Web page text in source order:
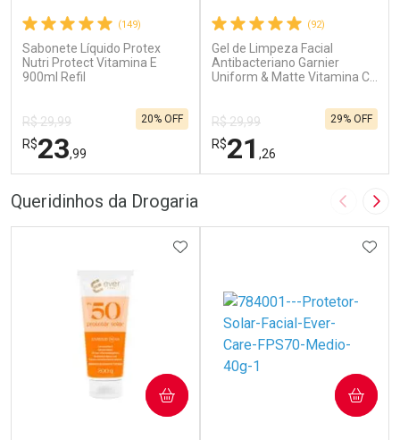
(149)
Sabonete Líquido Protex
Nutri Protect Vitamina E
900ml Refil
R$ 29,99
R$23,99
20% OFF
(92)
Gel de Limpeza Facial
Antibacteriano Garnier
Uniform & Matte Vitamina C
R$ 29,99
R$21 ,26
29% OFF
Queridinhos da Drogaria Imagem
ADICIONAR AOS FAVORITOS
COMPRAR COMPRAR